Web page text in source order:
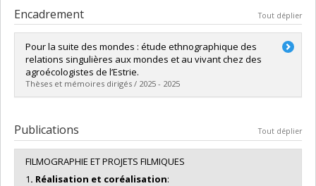
visuelle
Encadrement Tout déplier
Pour la suite des mondes : étude ethnographique des
relations singulières aux mondes et au vivant chez des
agroécologistes de l’Estrie.
Thèses et mémoires dirigés / 2025 - 2025
Cycle :Maîtrise
Diplôme obtenu :M. Sc.
Lien vers le document dans Papyrus
Publications Tout déplier
FILMOGRAPHIE ET PROJETS FILMIQUES
1. Réalisation et coréalisation: